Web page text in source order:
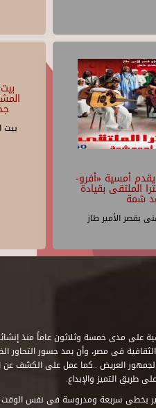
بيت
أمسية «أفرو-
الملتقى بقيادة
شمة
بقصر الأمير طاز
فى مصر، وأن يمد جسور التحاور
العريض ..كما عمل على الكشف
طريق التميز والإبداع.
بخطى سريعة ومدروسة فى نفس